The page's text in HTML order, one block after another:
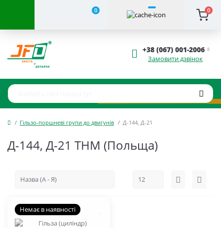
0 0
+38 (067) 001-2006
Замовити дзвінок
Гільзо-поршневі групи до двигунів Д-144, Д-21
Д-144, Д-21 THM (Польща)
Немає в наявності